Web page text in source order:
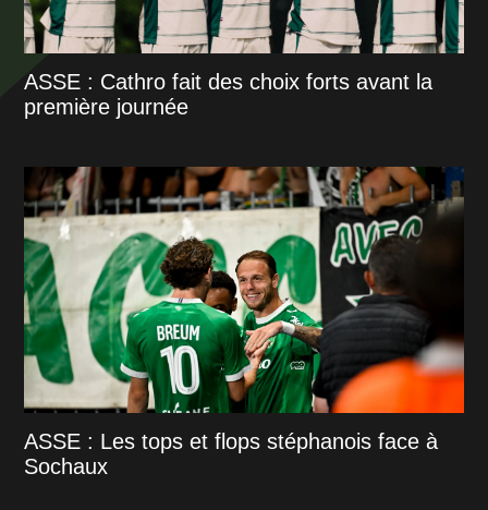
ASSE : Cathro fait des choix forts avant la
première journée
ASSE : Les tops et flops stéphanois face à
Sochaux